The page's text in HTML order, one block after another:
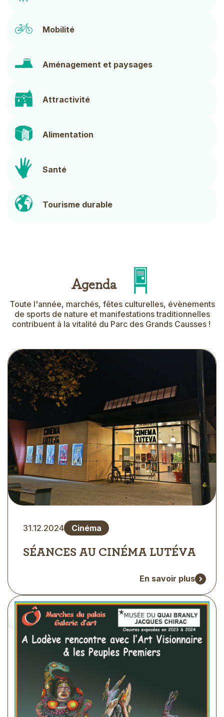
Icon Mobilité
Icon Aménagement et paysages
Icon Attractivité
Icon Alimentation
Icon
Santé
Icon Tourisme durable
Agenda Title
Picto
Text
Toute l'année, marchés, fêtes culturelles, évènements
de sports de nature et manifestations traditionnelles
contribuent à la vitalité du Parc des Grands Causses !
Agenda
View
Visuel
31.12.2024Type
d'évènement
Cinéma
SÉANCES AU CINÉMA LUTÉVA
En savoir plus
Visuel